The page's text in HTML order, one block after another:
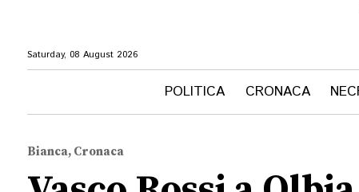
Saturday, 08 August 2026
POLITICA CRONACA
Bianca, Cronaca